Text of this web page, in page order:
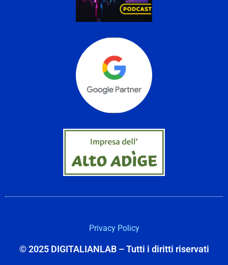
Privacy Policy
© 2025 DIGITALIANLAB – Tutti i diritti riservati